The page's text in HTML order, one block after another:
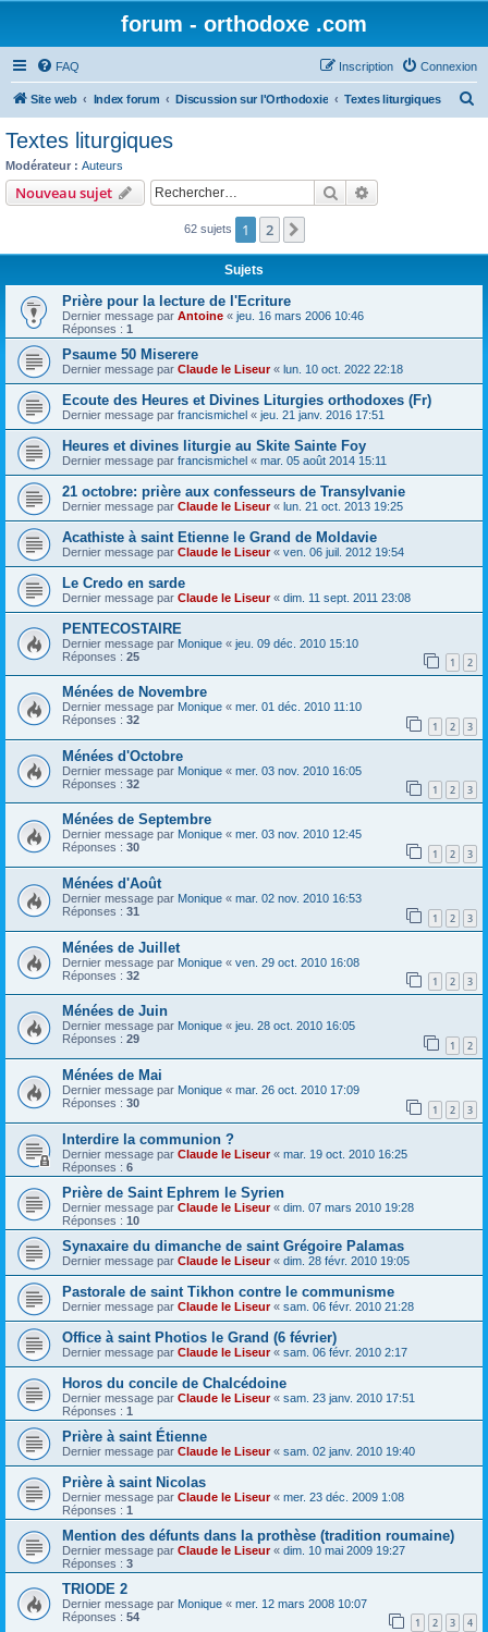
forum - orthodoxe .com
FAQ Connexion
Inscription
Site web Index forum Discussion sur l'Orthodoxie Textes liturgiques
c
Textes liturgiques
Modérateur : Auteurs
Nouveau sujet Rechercher
62 sujets 1 2
Sujets
Prière pour la lecture de l'Ecriture
Dernier message par Antoine « jeu. 16 mars 2006 10:46
Réponses : 1
Psaume 50 Miserere
Dernier message par Claude le Liseur« lun. 10 oct. 2022 22:18
Ecoute des Heures et Divines Liturgies orthodoxes (Fr)
Dernier message par francismichel « jeu. 21 janv. 2016 17:51
Heures et divines liturgie au Skite Sainte Foy
Dernier message par francismichel « mar. 05 août 2014 15:11
21 octobre: prière aux confesseurs de Transylvanie
Dernier message par Claude le Liseur« lun. 21 oct. 2013 19:25
Acathiste à saint Etienne le Grand de Moldavie
Dernier message par Claude le Liseur« ven. 06 juil. 2012 19:54
Le Credo en sarde
Dernier message par Claude le Liseur« dim. 11 sept. 2011 23:08
PENTECOSTAIRE
Dernier message par Monique « jeu. 09 déc. 2010 15:10
Réponses : 25 1 2
Ménées de Novembre
Dernier message par Monique « mer. 01 déc. 2010 11:10
Réponses : 32 1 2 3
Ménées d'Octobre
Dernier message par Monique « mer. 03 nov. 2010 16:05
Réponses : 32 1 2 3
Ménées de Septembre
Dernier message par Monique « mer. 03 nov. 2010 12:45
Réponses : 30 1 2 3
Ménées d'Août
Dernier message par Monique « mar. 02 nov. 2010 16:53
Réponses : 31 1 2 3
Ménées de Juillet
Dernier message par Monique « ven. 29 oct. 2010 16:08
Réponses : 32 1 2 3
Ménées de Juin
Dernier message par Monique « jeu. 28 oct. 2010 16:05
Réponses : 29 1 2
Ménées de Mai
Dernier message par Monique « mar. 26 oct. 2010 17:09
Réponses : 30 1 2 3
Interdire la communion ?
Dernier message par Claude le Liseur« mar. 19 oct. 2010 16:25
Réponses : 6
Prière de Saint Ephrem le Syrien
Dernier message par Claude le Liseur« dim. 07 mars 2010 19:28
Réponses : 10
Synaxaire du dimanche de saint Grégoire Palamas
Dernier message par Claude le Liseur« dim. 28 févr. 2010 19:05
Pastorale de saint Tikhon contre le communisme
Dernier message par Claude le Liseur« sam. 06 févr. 2010 21:28
Office à saint Photios le Grand (6 février)
Dernier message par Claude le Liseur« sam. 06 févr. 2010 2:17
Horos du concile de Chalcédoine
Dernier message par Claude le Liseur« sam. 23 janv. 2010 17:51
Réponses : 1
Prière à saint Étienne
Dernier message par Claude le Liseur« sam. 02 janv. 2010 19:40
Prière à saint Nicolas
Dernier message par Claude le Liseur« mer. 23 déc. 2009 1:08
Réponses : 1
Mention des défunts dans la prothèse (tradition roumaine)
Dernier message par Claude le Liseur« dim. 10 mai 2009 19:27
Réponses : 3
TRIODE 2
Dernier message par Monique « mer. 12 mars 2008 10:07
Réponses : 54 1 2 3 4